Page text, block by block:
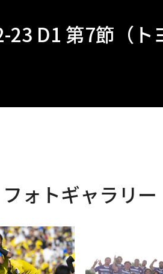
D1 第7節（ト
フォトギャラリー